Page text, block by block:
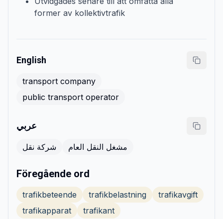
former av kollektivtrafik
English
transport company
public transport operator
عربي
شركة نقل مشغل النقل العام
Föregående ord
trafikbeteende trafikbelastning
trafikavgift
trafikapparat
trafikant